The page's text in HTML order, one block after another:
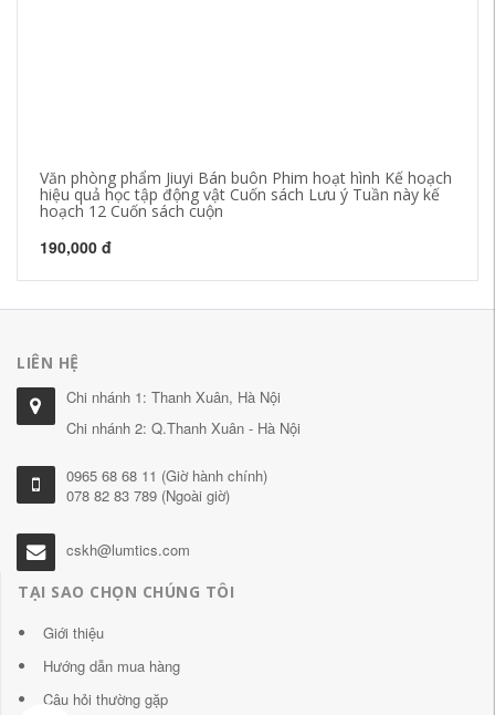
Văn phòng phẩm Jiuyi Bán buôn Phim hoạt hình Kế hoạch
hiệu quả học tập động vật Cuốn sách Lưu ý Tuần này kế
hoạch 12 Cuốn sách cuộn
190,000 đ
LIÊN HỆ
Chi nhánh 1: Thanh Xuân, Hà Nội
Chi nhánh 2: Q.Thanh Xuân - Hà Nội
0965 68 68 11 (Giờ hành chính)
078 82 83 789 (Ngoài giờ)
cskh@lumtics.com
TẠI SAO CHỌN CHÚNG TÔI
Giới thiệu
Hướng dẫn mua hàng
Câu hỏi thường gặp